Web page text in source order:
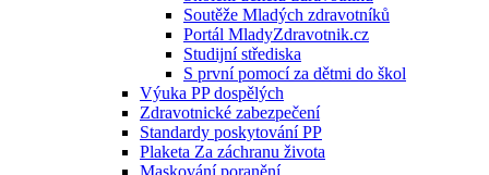
Soutěže Mladých zdravotníků
Portál MladyZdravotnik.cz
Studijní střediska
S první pomocí za dětmi do škol
Výuka PP dospělých
Zdravotnické zabezpečení
Standardy poskytování PP
Plaketa Za záchranu života
Maskování poranění